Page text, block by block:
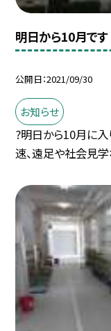
明日から10月です
公開日 2021/09/30
お知らせ
?明日から10月に入
速、遠足や社会見